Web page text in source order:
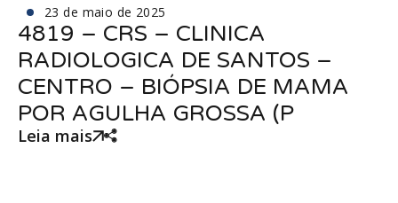
23 de maio de 2025
4819 – CRS – CLINICA
RADIOLOGICA DE SANTOS –
CENTRO – BIÓPSIA DE MAMA
POR AGULHA GROSSA (P
Leia mais